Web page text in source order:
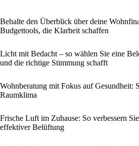
Behalte den Überblick über deine
Budgettools, die Klarheit schaffen
Licht mit Bedacht – so wählen Sie eine
und die richtige Stimmung schafft
Wohnberatung mit Fokus auf Gesundheit:
Raumklima
Frische Luft im Zuhause: So verbessern
effektiver Belüftung